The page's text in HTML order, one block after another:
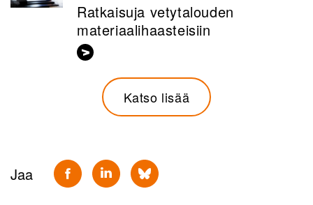
Ratkaisuja vetytalouden
materiaalihaasteisiin
Katso lisää
Jaa